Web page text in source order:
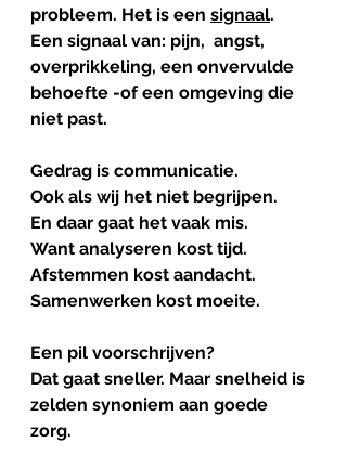
probleem. Het is een signaal.
Een signaal van: pijn,  angst,
overprikkeling, een onvervulde
behoefte -of een omgeving die
niet past.
Gedrag is communicatie.
Ook als wij het niet begrijpen.
En daar gaat het vaak mis.
Want analyseren kost tijd.
Afstemmen kost aandacht.
Samenwerken kost moeite.
Een pil voorschrijven?
Dat gaat sneller. Maar snelheid is
zelden synoniem aan goede
zorg.